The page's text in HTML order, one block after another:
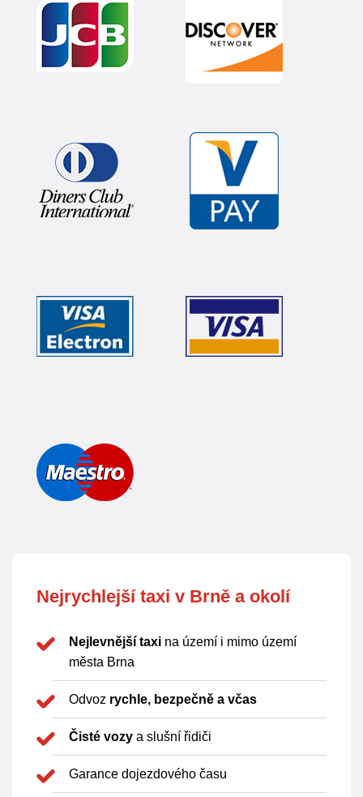
Nejrychlejší taxi v Brně a okolí
Nejlevnější taxi na území i mimo území
města Brna
Odvoz rychle, bezpečně a včas
Čisté vozy a slušní řidiči
Garance dojezdového času